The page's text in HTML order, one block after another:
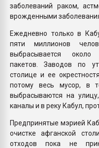
заболеваний раком,
врожденными
Ежедневно только в
пяти миллионов
выбрасывается около
пакетов. Заводов по
столице и ее
потому весь мусор, в
выбрасываются на
каналы и в реку Кабул,
Предпринятые мэрией
очистке афганской
отходов пока не